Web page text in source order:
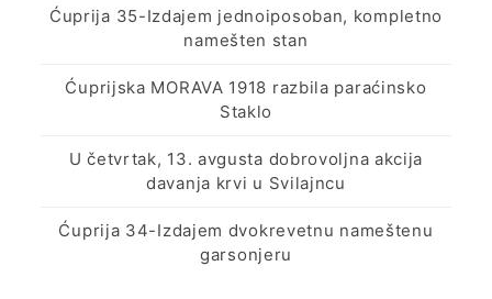
Ćuprija 35-Izdajem jednoiposoban, kompletno
namešten stan
Ćuprijska MORAVA 1918 razbila paraćinsko
Staklo
U četvrtak, 13. avgusta dobrovoljna akcija
davanja krvi u Svilajncu
Ćuprija 34-Izdajem dvokrevetnu nameštenu
garsonjeru